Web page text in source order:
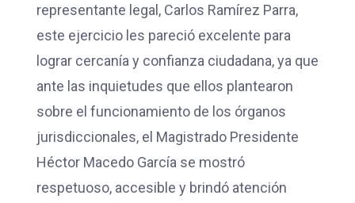
representante legal, Carlos Ramírez Parra,
este ejercicio les pareció excelente para
lograr cercanía y confianza ciudadana, ya que
ante las inquietudes que ellos plantearon
sobre el funcionamiento de los órganos
jurisdiccionales, el Magistrado Presidente
Héctor Macedo García se mostró
respetuoso, accesible y brindó atención